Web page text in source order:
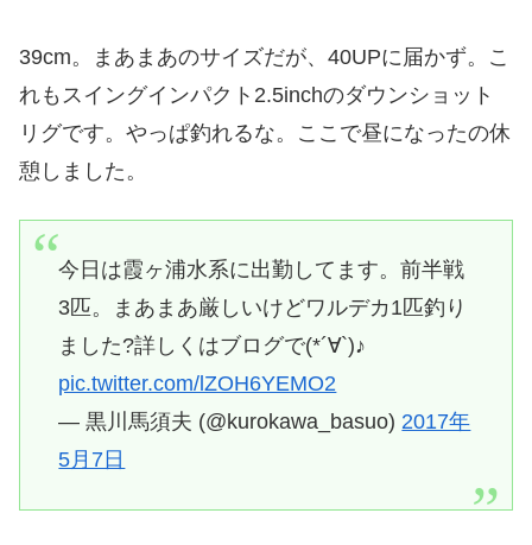
39cm。まあまあのサイズだが、40UPに届かず。こ
れもスイングインパクト2.5inchのダウンショット
リグです。やっぱ釣れるな。ここで昼になったの休
憩しました。
今日は霞ヶ浦水系に出勤してます。前半戦
3匹。まあまあ厳しいけどワルデカ1匹釣り
ました?詳しくはブログで(*´∀`)♪
pic.twitter.com/lZOH6YEMO2
— 黒川馬須夫 (@kurokawa_basuo) 2017年
5月7日